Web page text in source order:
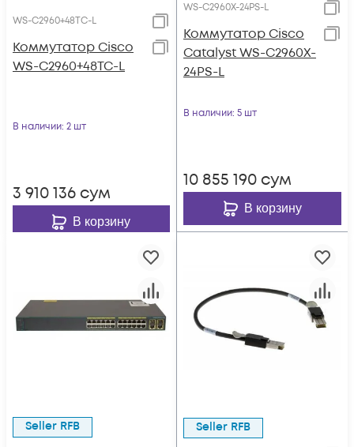
WS-C2960+48TC-L
Коммутатор Cisco
WS-C2960+48TC-L
В наличии: 2 шт
3 910 136 сум
В корзину
WS-C2960X-24PS-L
Коммутатор Cisco
Catalyst WS-C2960X-
24PS-L
В наличии: 5 шт
10 855 190 сум
В корзину
Seller RFB Seller RFB